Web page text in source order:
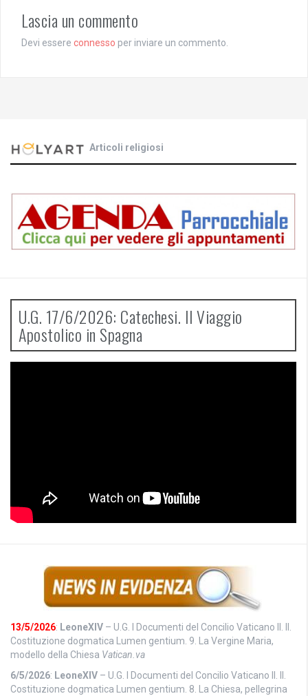
Lascia un commento
Devi essere connesso per inviare un commento.
Articoli religiosi
U.G. 17/6/2026: Catechesi. Il Viaggio
Apostolico in Spagna
13/5/2026: LeoneXIV – U.G. I Documenti del Concilio Vaticano II. II.
Costituzione dogmatica Lumen gentium. 9. La Vergine Maria,
modello della Chiesa Vatican.va
6/5/2026: LeoneXIV – U.G. I Documenti del Concilio Vaticano II. II.
Costituzione dogmatica Lumen gentium. 8. La Chiesa, pellegrina